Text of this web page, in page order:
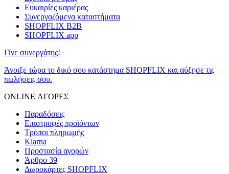
Ευκαιρίες καριέρας
Συνεργαζόμενα καταστήματα
SHOPFLIX B2B
SHOPFLIX app
Γίνε συνεργάτης!
Άνοιξε τώρα το δικό σου κατάστημα SHOPFLIX και αύξησε τις
πωλήσεις σου.
ONLINE ΑΓΟΡΕΣ
Παραδόσεις
Επιστροφές προϊόντων
Τρόποι πληρωμής
Klarna
Προστασία αγορών
Άρθρο 39
Δωροκάρτες SHOPFLIX